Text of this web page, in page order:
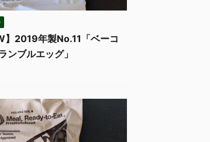
】2019年製No.11「ベーコ
ンブルエッグ」